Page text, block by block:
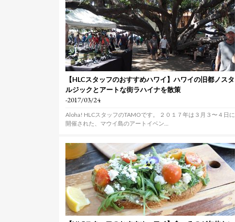
【HLCスタッフのおすすめハワイ】ハワイの旧都ノスタ
ルジックとアートな街ラハイナを散策
-2017/03/24
Aloha! HLCスタッフのTAMOです。 ２０１７年は３月３〜４日に
開催された、マウイ島のアートイベン...